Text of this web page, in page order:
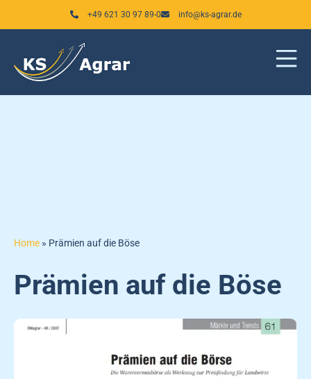
Inhalt
+49 621 30 97 89-0 info@ks-agrar.de
Home » Prämien auf die Böse
Prämien auf die Böse